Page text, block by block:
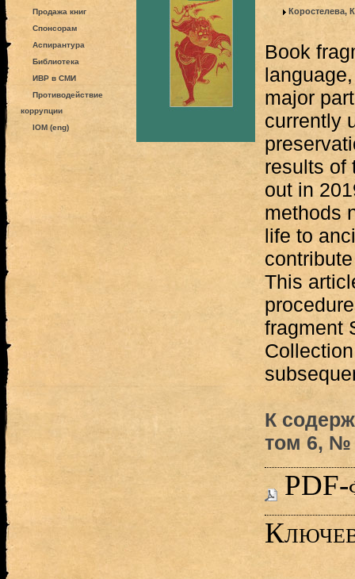
Продажа книг
Спонсорам
Аспирантура
Библиотека
ИВР в СМИ
Противодействие
коррупции
IOM (eng)
Коростелева,
Book
major
currently
results of
out in
methods
life to
This
fragment
К
том 6, №
PDF-